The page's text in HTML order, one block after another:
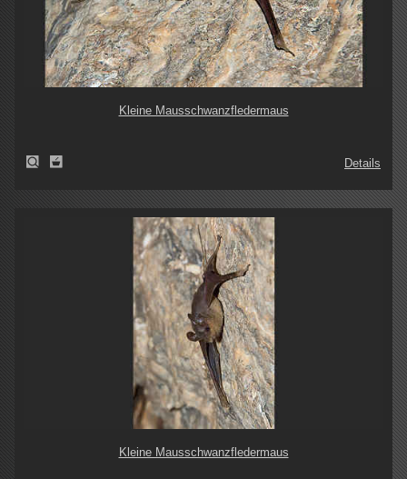
Kleine Mausschwanzfledermaus
Details
Kleine Mausschwanzfledermaus